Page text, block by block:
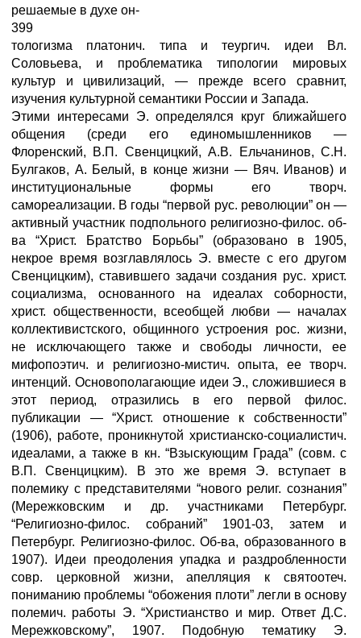
решаемые в духе он-
399
тологизма платонич. типа и теургич. идеи Вл.
Соловьева, и проблематика типологии мировых
культур и цивилизаций, — прежде всего сравнит,
изучения культурной семантики России и Запада.
Этими интересами Э. определялся круг ближайшего
общения (среди его единомышленников —
Флоренский, В.П. Свенцицкий, А.В. Ельчанинов, С.Н.
Булгаков, А. Белый, в конце жизни — Вяч. Иванов) и
институциональные формы его творч.
самореализации. В годы “первой рус. революции” он —
активный участник подпольного религиозно-филос. об-
ва “Христ. Братство Борьбы” (образовано в 1905,
некрое время возглавлялось Э. вместе с его другом
Свенцицким), ставившего задачи создания рус. христ.
социализма, основанного на идеалах соборности,
христ. общественности, всеобщей любви — началах
коллективистского, общинного устроения рос. жизни,
не исключающего также и свободы личности, ее
мифопоэтич. и религиозно-мистич. опыта, ее творч.
интенций. Основополагающие идеи Э., сложившиеся в
этот период, отразились в его первой филос.
публикации — “Христ. отношение к собственности”
(1906), работе, проникнутой христианско-социалистич.
идеалами, а также в кн. “Взыскующим Града” (совм. с
В.П. Свенцицким). В это же время Э. вступает в
полемику с представителями “нового религ. сознания”
(Мережковским и др. участниками Петербург.
“Религиозно-филос. собраний” 1901-03, затем и
Петербург. Религиозно-филос. Об-ва, образованного в
1907). Идеи преодоления упадка и раздробленности
совр. церковной жизни, апелляция к святоотеч.
пониманию проблемы “обожения плоти” легли в основу
полемич. работы Э. “Христианство и мир. Ответ Д.С.
Мережковскому”, 1907. Подобную тематику Э.